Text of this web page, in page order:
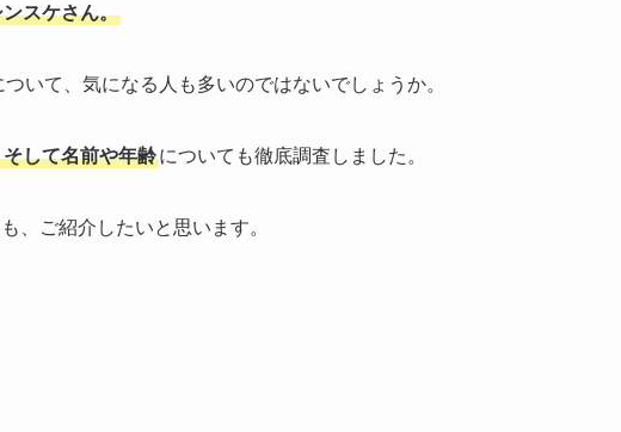
スケさん。
ついて、気になる人も多いのではないでしょうか。
して名前や年齢についても徹底調査しました。
、ご紹介したいと思います。